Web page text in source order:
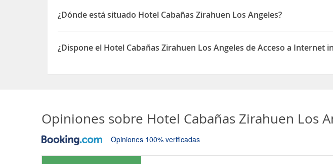
¿Dónde está situado Hotel Cabañas Zirahuen Los Angeles?
El Hotel Cabañas Zirahuen Los Angeles está situado en Carretera Santa Clara
¿Dispone el Hotel Cabañas Zirahuen Los Angeles de Acceso a Internet
Opiniones sobre Hotel Cabañas Zirahuen Los
Opiniones 100% verificadas